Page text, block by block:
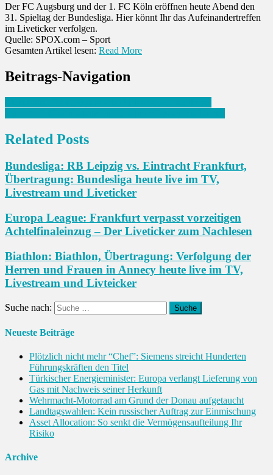
Der FC Augsburg und der 1. FC Köln eröffnen heute Abend den
31. Spieltag der Bundesliga. Hier könnt Ihr das Aufeinandertreffen
im Liveticker verfolgen.
Quelle: SPOX.com – Sport
Gesamten Artikel lesen: Read More
Beitrags-Navigation
Related Posts
Bundesliga: RB Leipzig vs. Eintracht Frankfurt,
Übertragung: Bundesliga heute live im TV,
Livestream und Liveticker
Europa League: Frankfurt verpasst vorzeitigen
Achtelfinaleinzug – Der Liveticker zum Nachlesen
Biathlon: Biathlon, Übertragung: Verfolgung der
Herren und Frauen in Annecy heute live im TV,
Livestream und Livteicker
Suche nach:
Neueste Beiträge
Plötzlich nicht mehr “Chef”: Siemens streicht Hunderten
Führungskräften den Titel
Türkischer Energieminister: Europa verlangt Lieferung von
Gas mit Nachweis seiner Herkunft
Wehrmacht-Motorrad am Grund der Donau aufgetaucht
Landtagswahlen: Kein russischer Auftrag zur Einmischung
Asset Allocation: So senkt die Vermögensaufteilung Ihr
Risiko
Archive